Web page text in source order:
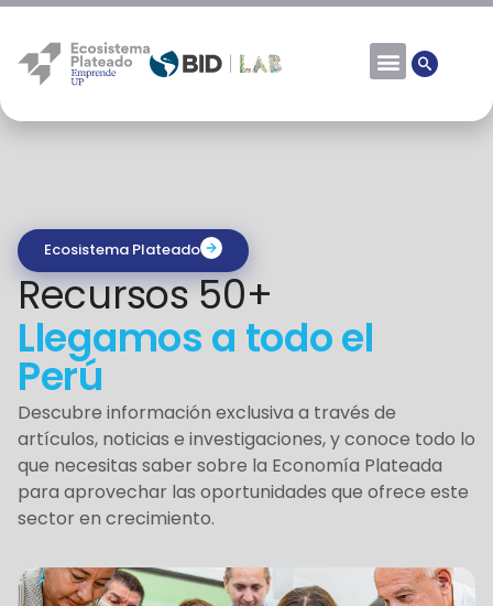
Ecosistema Plateado
Recursos 50+
Llegamos a todo el
Perú
Descubre información exclusiva a través de
artículos, noticias e investigaciones, y conoce todo lo
que necesitas saber sobre la Economía Plateada
para aprovechar las oportunidades que ofrece este
sector en crecimiento.